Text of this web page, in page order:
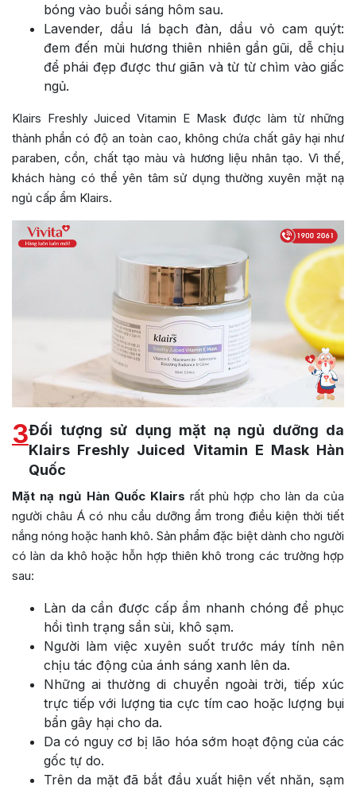
bóng vào buổi sáng hôm sau.
Lavender, dầu lá bạch đàn, dầu vỏ cam quýt:
đem đến mùi hương thiên nhiên gần gũi, dễ chịu
để phái đẹp được thư giãn và từ từ chìm vào giấc
ngủ.
Klairs Freshly Juiced Vitamin E Mask được làm từ những
thành phần có độ an toàn cao, không chứa chất gây hại như
paraben, cồn, chất tạo màu và hương liệu nhân tạo. Vì thế,
khách hàng có thể yên tâm sử dụng thường xuyên mặt nạ
ngủ cấp ẩm Klairs.
3Đối tượng sử dụng mặt nạ ngủ dưỡng da
Klairs Freshly Juiced Vitamin E Mask Hàn
Quốc
Mặt nạ ngủ Hàn Quốc Klairs rất phù hợp cho làn da của
người châu Á có nhu cầu dưỡng ẩm trong điều kiện thời tiết
nắng nóng hoặc hanh khô. Sản phẩm đặc biệt dành cho người
có làn da khô hoặc hỗn hợp thiên khô trong các trường hợp
sau:
Làn da cần được cấp ẩm nhanh chóng để phục
hồi tình trạng sần sùi, khô sạm.
Người làm việc xuyên suốt trước máy tính nên
chịu tác động của ánh sáng xanh lên da.
Những ai thường di chuyển ngoài trời, tiếp xúc
trực tiếp với lượng tia cực tím cao hoặc lượng bụi
bẩn gây hại cho da.
Da có nguy cơ bị lão hóa sớm hoạt động của các
gốc tự do.
Trên da mặt đã bắt đầu xuất hiện vết nhăn, sạm